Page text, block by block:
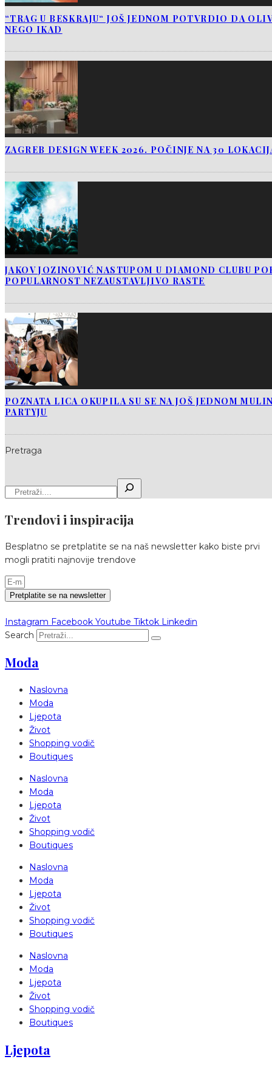
“TRAG U BESKRAJU“ JOŠ JEDNOM POTVRDIO DA
NEGO IKAD
ZAGREB DESIGN WEEK 2026. POČINJE NA 30
JAKOV JOZINOVIĆ NASTUPOM U DIAMOND CLUBU
POPULARNOST NEZAUSTAVLJIVO RASTE
POZNATA LICA OKUPILA SU SE NA JOŠ JEDNOM
PARTYJU
Pretraga
Trendovi i inspiracija
Besplatno se pretplatite se na naš newsletter kako biste prvi
mogli pratiti najnovije trendove
Pretplatite se na newsletter
Instagram Facebook Youtube Tiktok Linkedin
Search
Moda
Naslovna
Moda
Ljepota
Život
Shopping vodič
Boutiques
Naslovna
Moda
Ljepota
Život
Shopping vodič
Boutiques
Naslovna
Moda
Ljepota
Život
Shopping vodič
Boutiques
Naslovna
Moda
Ljepota
Život
Shopping vodič
Boutiques
Ljepota